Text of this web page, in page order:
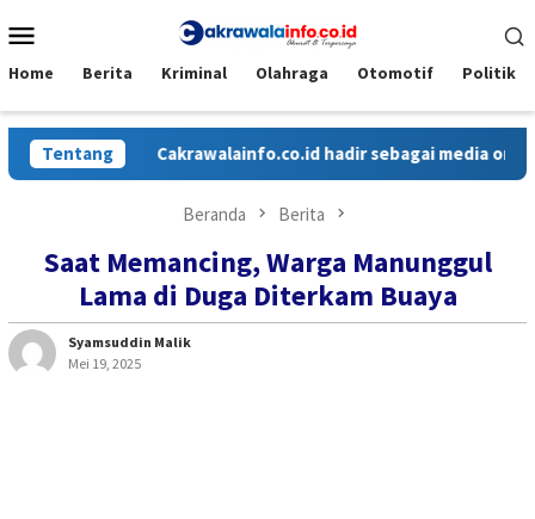
ke
Mobile
Home Berita Kriminal Olahraga Otomotif Politik
Tentang Cakrawalainfo.co.id hadir sebagai media online
Beranda Berita
Saat Memancing, Warga Manunggul
Lama di Duga Diterkam Buaya
Syamsuddin Malik
Mei 19, 2025